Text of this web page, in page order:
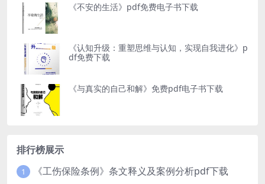
《不安的生活》pdf免费电子书下载
《认知升级：重塑思维与认知，实现自我进化》p
df免费下载
《与真实的自己和解》免费pdf电子书下载
排行榜展示
1 《工伤保险条例》条文释义及案例分析pdf下载